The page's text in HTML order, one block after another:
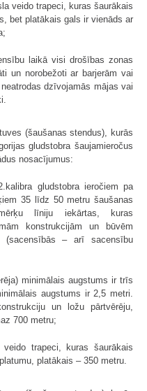
veido trapeci, kuras šaurākais
bet platākais gals ir vienāds ar
laikā visi drošības zonas
un norobežoti ar barjerām vai
dzīvojamās mājas vai
(šaušanas stendus), kurās
gludstobra šaujamieročus
nosacījumus:
gludstobra ieročiem pa
35 līdz 50 metru šaušanas
līniju iekārtas, kuras
konstrukcijām un būvēm
(sacensībās – arī sacensību
minimālais augstums ir trīs
augstums ir 2,5 metri.
un ložu pārtvērēju,
700 metru;
trapeci, kuras šaurākais
platākais – 350 metru.